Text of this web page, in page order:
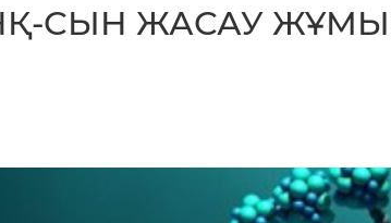
СЫН ЖАСАУ